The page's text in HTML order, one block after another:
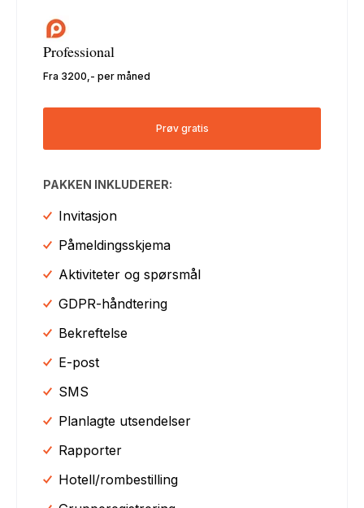
Professional
Fra 3200,- per måned
Prøv gratis
PAKKEN INKLUDERER:
Invitasjon
Påmeldingsskjema
Aktiviteter og spørsmål
GDPR-håndtering
Bekreftelse
E-post
SMS
Planlagte utsendelser
Rapporter
Hotell/rombestilling